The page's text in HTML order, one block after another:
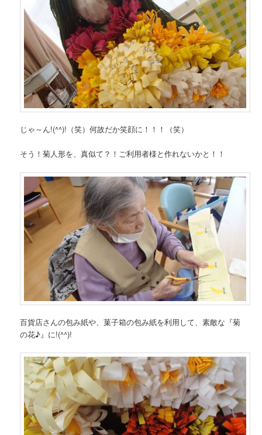
じゃ～ん!(^^)!（笑）何故だか笑顔に！！！（笑）
そう！菊人形を、真似て？！ご利用者様と作れないかと！！
百貨店さんの包み紙や、菓子箱の包み紙を利用して、素敵な『菊
の花♪』に!(^^)!